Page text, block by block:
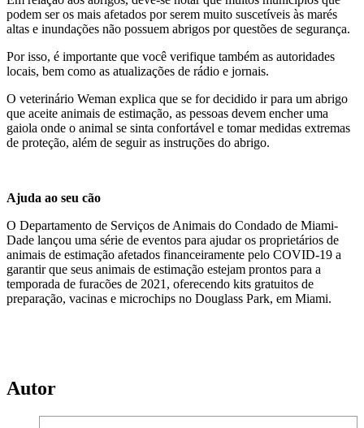
podem ser os mais afetados por serem muito suscetíveis às marés
altas e inundações não possuem abrigos por questões de segurança.
Por isso, é importante que você verifique também as autoridades
locais, bem como as atualizações de rádio e jornais.
O veterinário Weman explica que se for decidido ir para um abrigo
que aceite animais de estimação, as pessoas devem encher uma
gaiola onde o animal se sinta confortável e tomar medidas extremas
de proteção, além de seguir as instruções do abrigo.
Ajuda ao seu cão
O Departamento de Serviços de Animais do Condado de Miami-
Dade lançou uma série de eventos para ajudar os proprietários de
animais de estimação afetados financeiramente pelo COVID-19 a
garantir que seus animais de estimação estejam prontos para a
temporada de furacões de 2021, oferecendo kits gratuitos de
preparação, vacinas e microchips no Douglass Park, em Miami.
Autor